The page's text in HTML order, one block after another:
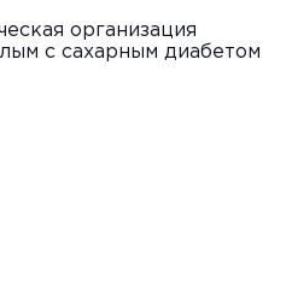
организация
с сахарным диабетом